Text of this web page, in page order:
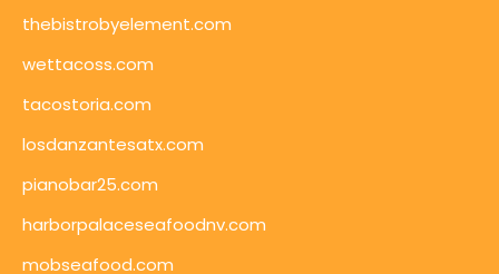
thebistrobyelement.com
wettacoss.com
tacostoria.com
losdanzantesatx.com
pianobar25.com
harborpalaceseafoodnv.com
mobseafood.com